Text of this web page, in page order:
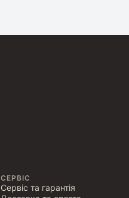
СЕРВІС
Сервіс та гарантія